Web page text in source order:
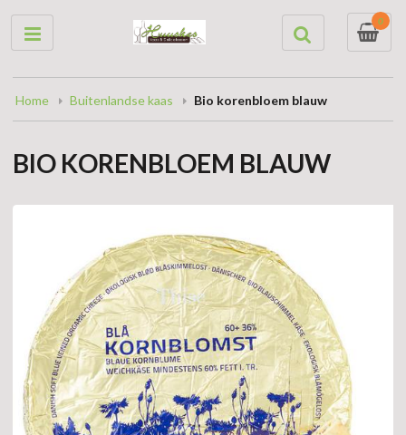
0
Home Buitenlandse kaas Bio korenbloem blauw
BIO KORENBLOEM BLAUW